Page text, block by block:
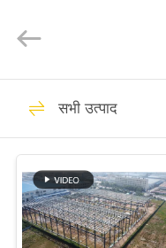
उत्पाद
वीडियो
Reserved.
इस्पात
सभी उत्पाद